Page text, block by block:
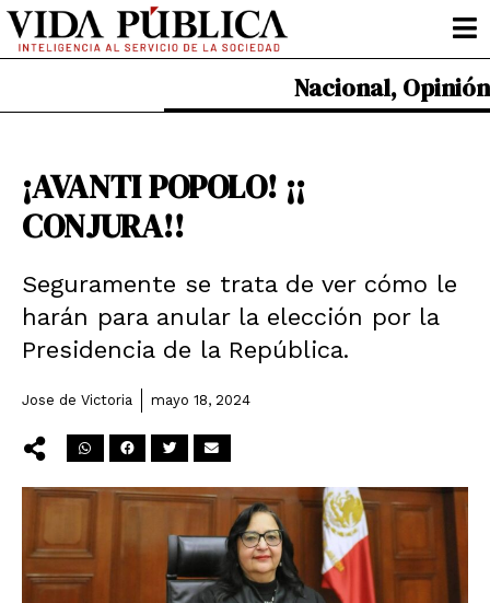
Ir
contenido
Nacional, Opinión
¡AVANTI POPOLO! ¡¡
CONJURA!!
Seguramente se trata de ver cómo le
harán para anular la elección por la
Presidencia de la República.
Jose de Victoria mayo 18, 2024